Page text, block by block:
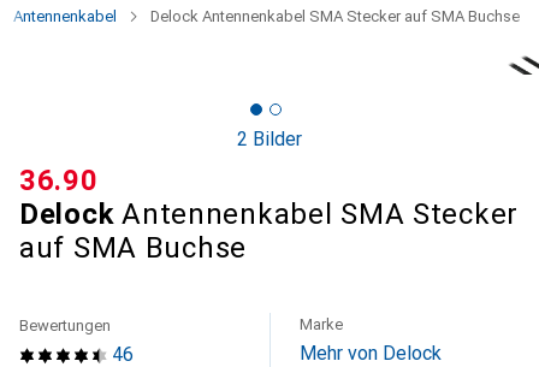
Antennenkabel Delock Antennenkabel SMA Stecker auf SMA Buchse
2 Bilder
Delock Antennenkabel SMA Stecker
auf SMA Buchse
CHF
36.90
46
Bewertungen Marke
Mehr von Delock